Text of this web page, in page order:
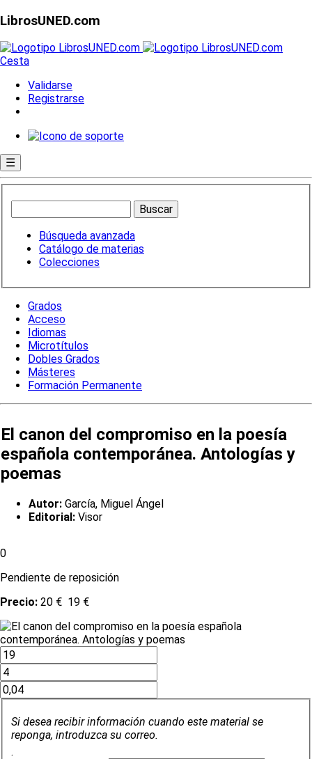
LibrosUNED.com
Cesta
Validarse
Registrarse
☰
Búsqueda avanzada
Catálogo de materias
Colecciones
Grados
Acceso
Idiomas
Microtítulos
Dobles Grados
Másteres
Formación Permanente
El canon del compromiso en la poesía
española contemporánea. Antologías y
poemas
Autor: García, Miguel Ángel
Editorial: Visor
0
Pendiente de reposición
Precio: 20 € 19 €
Si desea recibir información cuando este material se
reponga, introduzca su correo.
.